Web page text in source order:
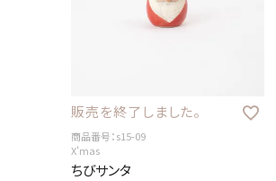
販売を終了しました。
商品番号：s15-09
X'mas
ちびサンタ